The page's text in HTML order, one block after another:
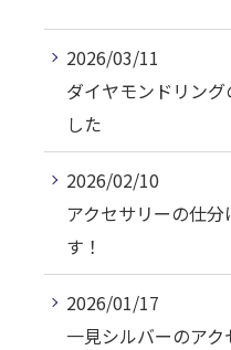
2026/03/11
ダイヤモンドリン
した
2026/02/10
アクセサリーの仕
す！
2026/01/17
一見シルバーのア